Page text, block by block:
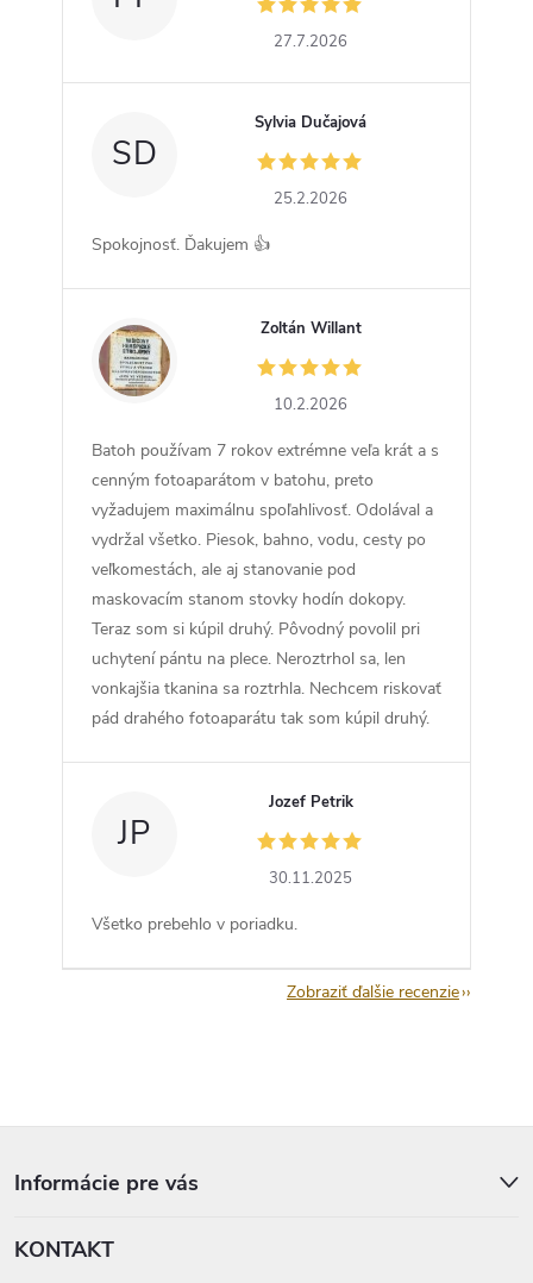
27.7.2026
SD
Sylvia Dučajová
25.2.2026
Spokojnosť. Ďakujem 👍
ZW
Zoltán Willant
10.2.2026
Batoh používam 7 rokov extrémne veľa krát a s
cenným fotoaparátom v batohu, preto
vyžadujem maximálnu spoľahlivosť. Odolával a
vydržal všetko. Piesok, bahno, vodu, cesty po
veľkomestách, ale aj stanovanie pod
maskovacím stanom stovky hodín dokopy.
Teraz som si kúpil druhý. Pôvodný povolil pri
uchytení pántu na plece. Neroztrhol sa, len
vonkajšia tkanina sa roztrhla. Nechcem riskovať
pád drahého fotoaparátu tak som kúpil druhý.
JP
Jozef Petrik
30.11.2025
Všetko prebehlo v poriadku.
Zobraziť ďalšie recenzie
Informácie pre vás
KONTAKT